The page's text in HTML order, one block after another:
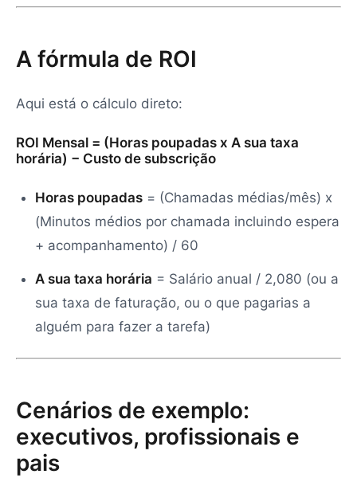
A fórmula de ROI
Aqui está o cálculo direto:
ROI Mensal = (Horas poupadas x A sua taxa
horária) − Custo de subscrição
Horas poupadas = (Chamadas médias/mês) x
(Minutos médios por chamada incluindo espera
+ acompanhamento) / 60
A sua taxa horária = Salário anual / 2,080 (ou a
sua taxa de faturação, ou o que pagarias a
alguém para fazer a tarefa)
Cenários de exemplo:
executivos, profissionais e
pais